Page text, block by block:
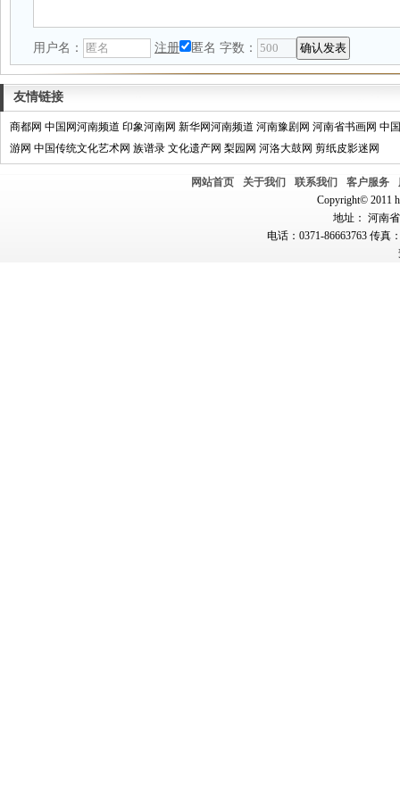
用户名： 注册 匿名 字数：
友情链接
商都网 中国网河南频道 印象河南网 新华网河南频道 河南豫剧网 河南省书画网 中
游网 中国传统文化艺术网 族谱录 文化遗产网 梨园网 河洛大鼓网 剪纸皮影迷网
网站首页 关于我们 联系我们 客户服务
Copyright© 2011
地址： 河南
电话：0371-86663763 传真